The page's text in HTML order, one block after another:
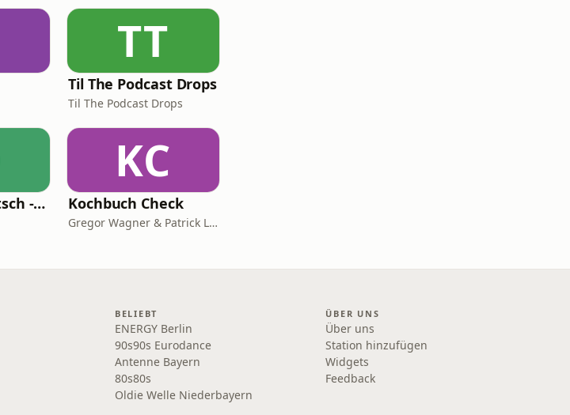
TT
Til The Podcast Drops
Til The Podcast Drops
Langsam Deutsch - Deutsch lernen
KC
Kochbuch Check
Gregor Wagner & Patrick Linke
BELIEBT
ENERGY Berlin
90s90s Eurodance
Antenne Bayern
80s80s
Oldie Welle Niederbayern
ÜBER UNS
Über uns
Station hinzufügen
Widgets
Feedback